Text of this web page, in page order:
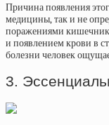
Причина появления
медицины, так и не
поражениями
и появлением крови в
болезни человек
3.